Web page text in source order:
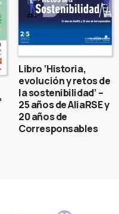
Libro ‘Historia,
evolución y retos de
la sostenibilidad’ –
25 años de AliaRSE y
20 años de
Corresponsables